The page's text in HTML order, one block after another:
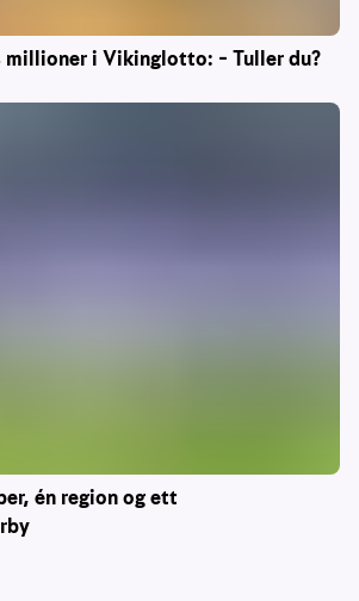
millioner i Vikinglotto: – Tuller du?
én region og ett